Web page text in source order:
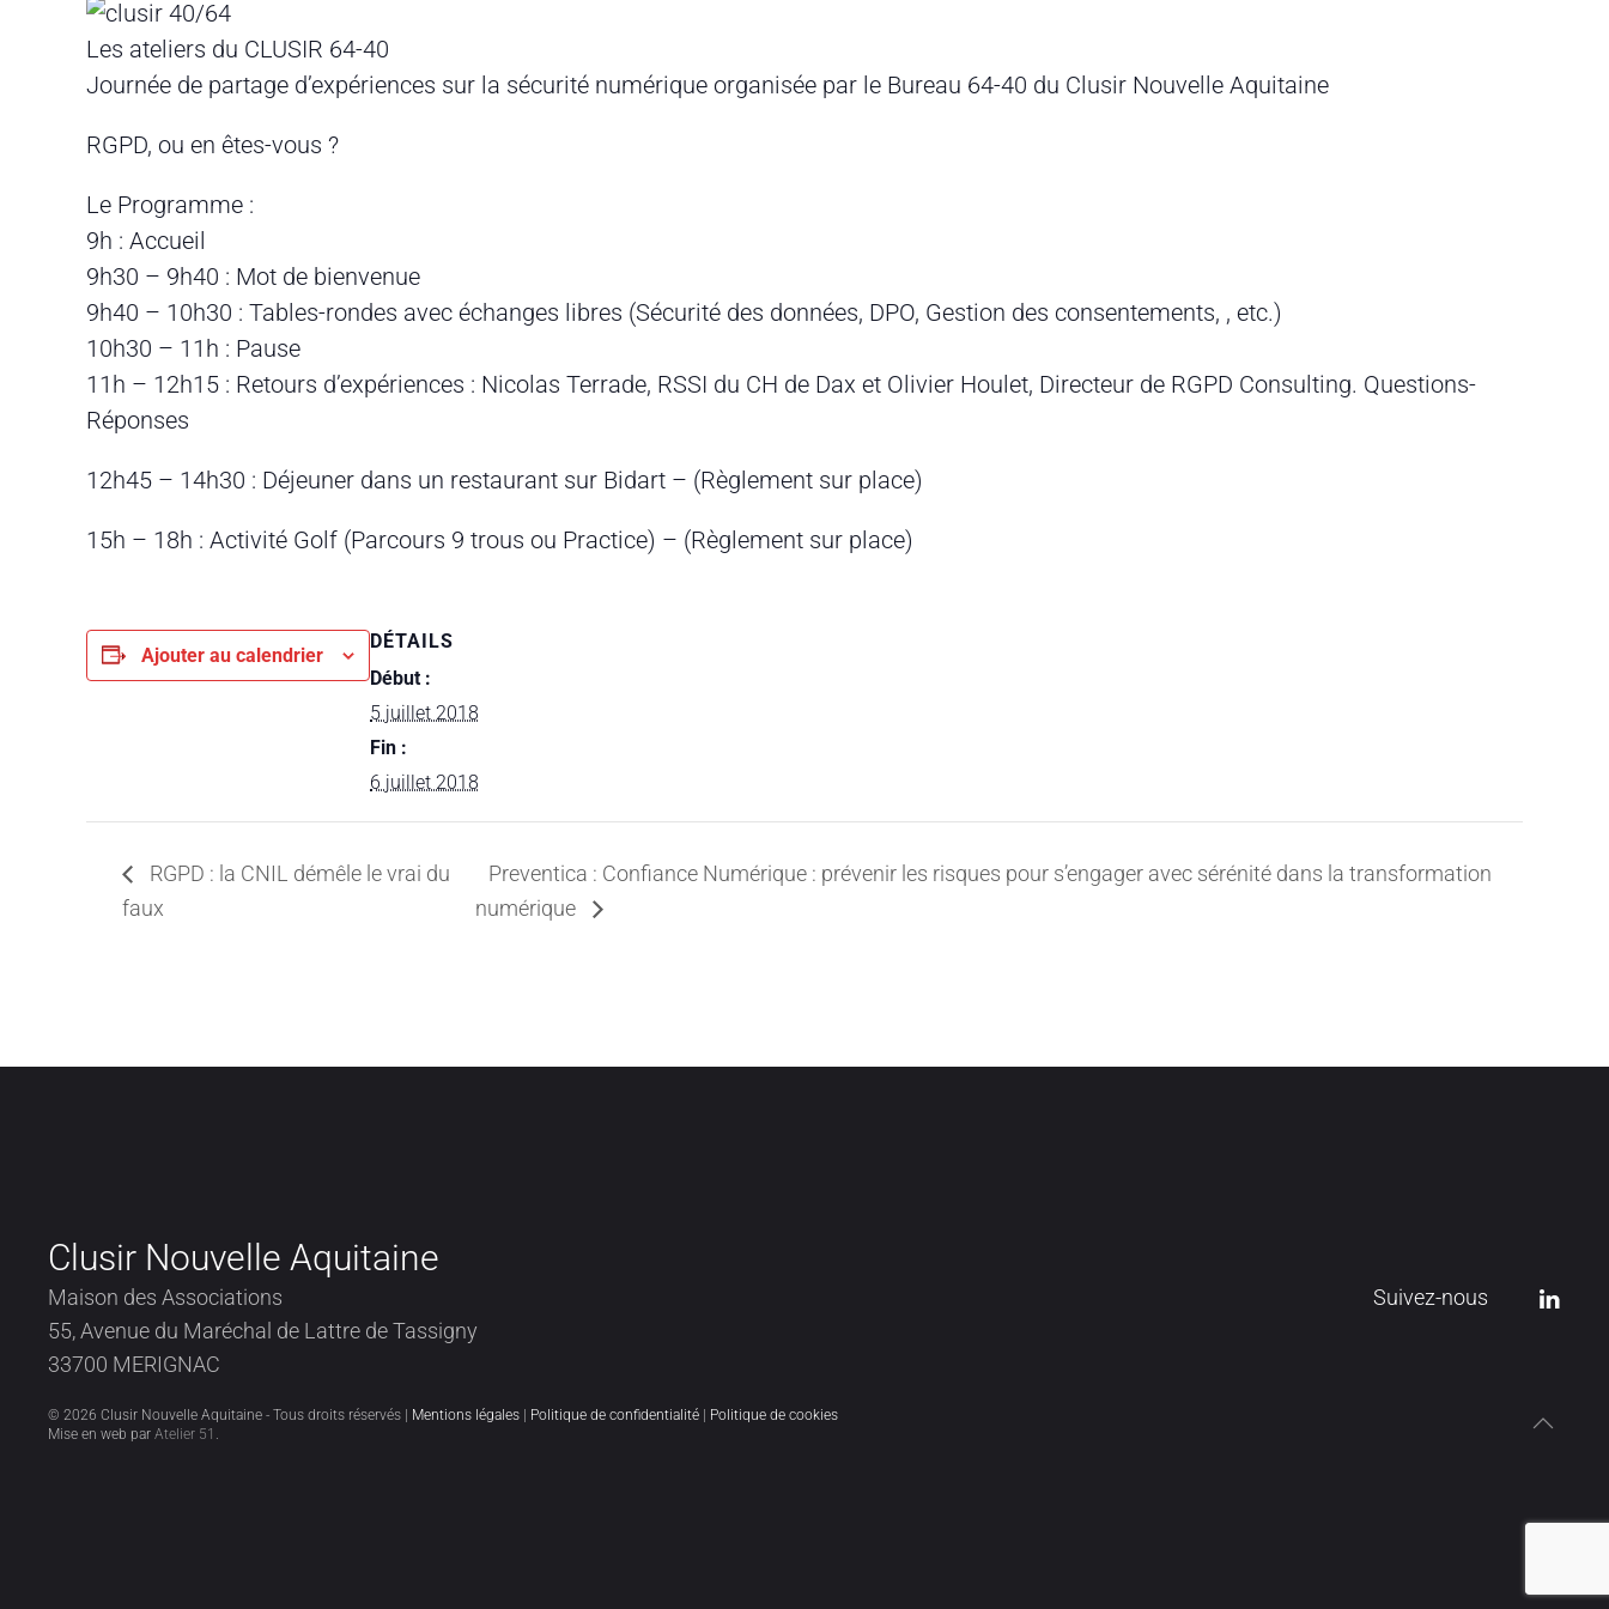
Les ateliers du CLUSIR 64-40
Journée de partage d’expériences sur la sécurité numérique organisée par le Bureau 64-40 du Clusir Nouvelle Aquitaine
RGPD, ou en êtes-vous ?
Le Programme :
9h : Accueil
9h30 – 9h40 : Mot de bienvenue
9h40 – 10h30 : Tables-rondes avec échanges libres (Sécurité des données, DPO, Gestion des consentements, , etc.)
10h30 – 11h : Pause
11h – 12h15 : Retours d’expériences : Nicolas Terrade, RSSI du CH de Dax et Olivier Houlet, Directeur de RGPD Consulting. Questions-
Réponses
12h45 – 14h30 : Déjeuner dans un restaurant sur Bidart – (Règlement sur place)
15h – 18h : Activité Golf (Parcours 9 trous ou Practice) – (Règlement sur place)
Ajouter au calendrier
DÉTAILS
Début :
5 juillet 2018
Fin :
6 juillet 2018
RGPD : la CNIL démêle le vrai du
faux
Preventica : Confiance Numérique : prévenir les risques pour s’engager avec sérénité dans la transformation
numérique
Clusir Nouvelle Aquitaine
Maison des Associations
55, Avenue du Maréchal de Lattre de Tassigny
33700 MERIGNAC
Suivez-nous
© 2026 Clusir Nouvelle Aquitaine - Tous droits réservés | Mentions légales Politique de confidentialité
Politique de cookies
Mise en web par Atelier 51 .